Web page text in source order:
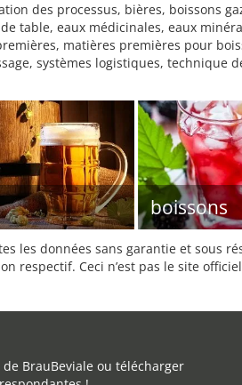
des processus, bières, boissons
table, eaux médicinales, eaux
matières premières pour
systèmes logistiques, technique
boissons
les données sans garantie et sous
respectif. Ceci n’est pas le site
BrauBeviale ou télécharger